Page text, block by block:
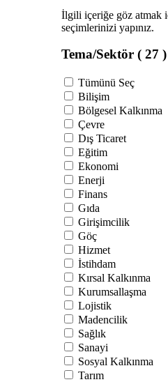
İlgili içeriğe göz atmak
seçimlerinizi yapınız.
Tema/Sektör ( 27 )
Tümünü Seç
Bilişim
Bölgesel Kalkınma
Çevre
Dış Ticaret
Eğitim
Ekonomi
Enerji
Finans
Gıda
Girişimcilik
Göç
Hizmet
İstihdam
Kırsal Kalkınma
Kurumsallaşma
Lojistik
Madencilik
Sağlık
Sanayi
Sosyal Kalkınma
Tarım